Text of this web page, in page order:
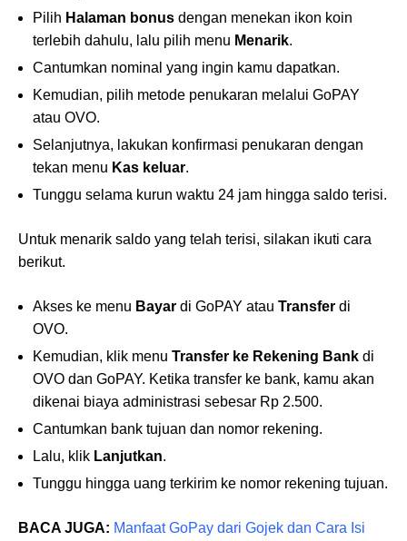
Pilih Halaman bonus dengan menekan ikon koin
terlebih dahulu, lalu pilih menu Menarik.
Cantumkan nominal yang ingin kamu dapatkan.
Kemudian, pilih metode penukaran melalui GoPAY
atau OVO.
Selanjutnya, lakukan konfirmasi penukaran dengan
tekan menu Kas keluar.
Tunggu selama kurun waktu 24 jam hingga saldo terisi.
Untuk menarik saldo yang telah terisi, silakan ikuti cara
berikut.
Akses ke menu Bayar di GoPAY atau Transfer di
OVO.
Kemudian, klik menu Transfer ke Rekening Bank di
OVO dan GoPAY. Ketika transfer ke bank, kamu akan
dikenai biaya administrasi sebesar Rp 2.500.
Cantumkan bank tujuan dan nomor rekening.
Lalu, klik Lanjutkan.
Tunggu hingga uang terkirim ke nomor rekening tujuan.
BACA JUGA: Manfaat GoPay dari Gojek dan Cara Isi